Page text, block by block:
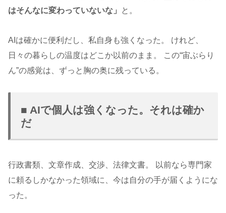
はそんなに変わっていないな」
と。
AIは確かに便利だし、私自身も強くなった。 けれど、
日々の暮らしの温度はどこか以前のまま。 この“宙ぶらり
ん”の感覚は、ずっと胸の奥に残っている。
■ AIで個人は強くなった。それは確か
だ
行政書類、文章作成、交渉、法律文書。 以前なら専門家
に頼るしかなかった領域に、今は自分の手が届くようにな
った。